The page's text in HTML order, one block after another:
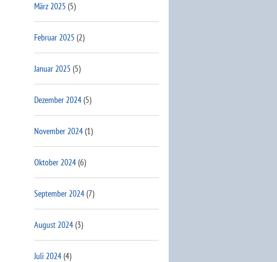
März 2025 (5)
Februar 2025 (2)
Januar 2025 (5)
Dezember 2024(5)
November 2024(1)
Oktober 2024(6)
September 2024(7)
August 2024(3)
Juli 2024(4)